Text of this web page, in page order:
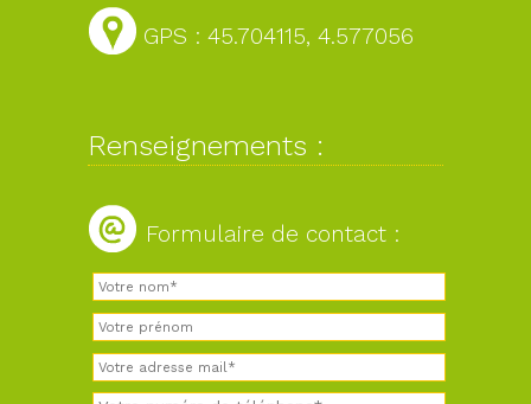
GPS : 45.704115, 4.577056
Renseignements :
Formulaire de contact :